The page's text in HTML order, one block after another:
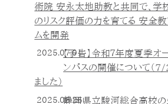
術院 安永太地助教と共同で、学
のリスク評価の力を育てる 安全
ムを開発
2025.07.01【予告】令和７年度夏季オ
ンパスの開催について（
ました）
2025.06.26静岡県立駿河総合高校